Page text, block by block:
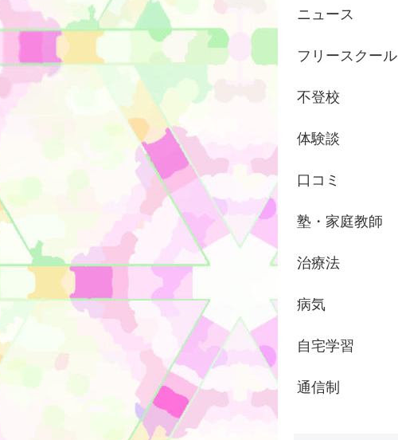
ニュース
フリースクール
不登校
体験談
口コミ
塾・家庭教師
治療法
病気
自宅学習
通信制